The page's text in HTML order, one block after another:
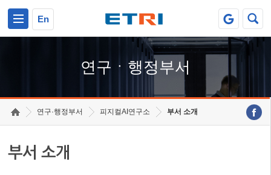
En
연구ㆍ행정부서
연구·행정부서 피지컬AI연구소 부서 소개
부서 소개